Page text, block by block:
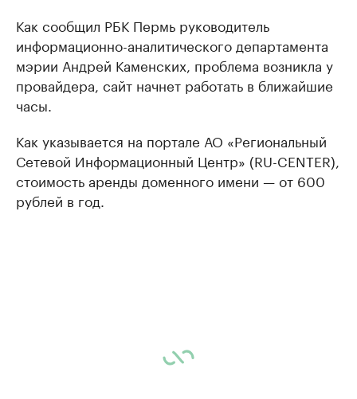
Как сообщил РБК Пермь руководитель
информационно-аналитического департамента
мэрии Андрей Каменских, проблема возникла у
провайдера, сайт начнет работать в ближайшие
часы.
Как указывается на портале АО «Региональный
Сетевой Информационный Центр» (RU-CENTER),
стоимость аренды доменного имени — от 600
рублей в год.